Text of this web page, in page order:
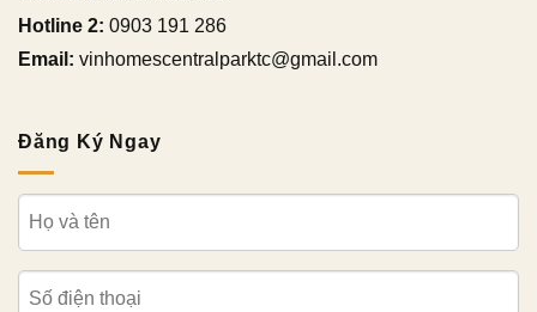
Hotline 2: 0903 191 286
Email: vinhomescentralparktc@gmail.com
Đăng Ký Ngay